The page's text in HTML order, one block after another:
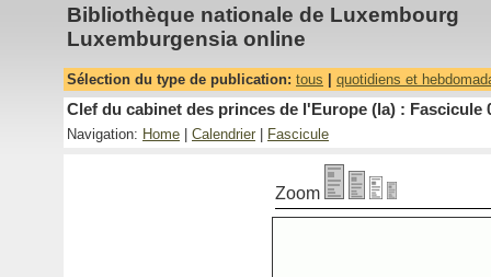
Bibliothèque nationale de Luxembourg
Luxemburgensia online
Sélection du type de publication: tous quotidiens et
Clef du cabinet des princes de l'Europe (la) : Fascicule
Navigation: Home Calendrier Fascicule
Zoom